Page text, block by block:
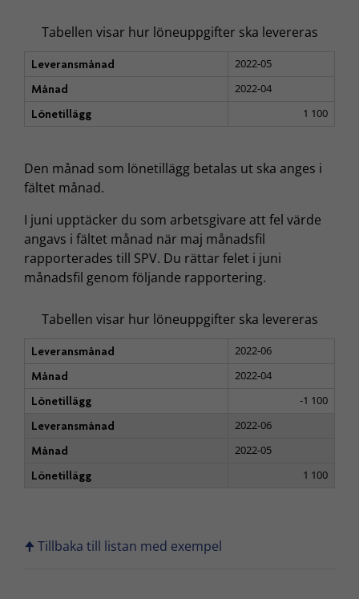
Tabellen visar hur löneuppgifter ska levereras
Leveransmånad
2022-05
Månad
2022-04
Lönetillägg
1 100
Den månad som lönetillägg betalas ut ska anges i
fältet månad.
I juni upptäcker du som arbetsgivare att fel värde
angavs i fältet månad när maj månadsfil
rapporterades till SPV. Du rättar felet i juni
månadsfil genom följande rapportering.
Tabellen visar hur löneuppgifter ska levereras
Leveransmånad
2022-06
Månad
2022-04
Lönetillägg
-1 100
Leveransmånad
2022-06
Månad
2022-05
Lönetillägg
1 100
🠉 Tillbaka till listan med exempel